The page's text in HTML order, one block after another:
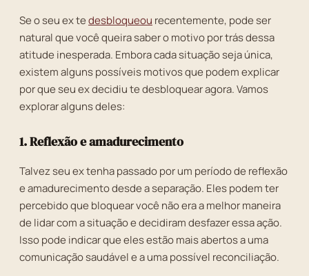
Se o seu ex tedesbloqueou recentemente, pode ser
natural que você queira saber o motivo por trás dessa
atitude inesperada. Embora cada situação seja única,
existem alguns possíveis motivos que podem explicar
por que seu ex decidiu te desbloquear agora. Vamos
explorar alguns deles:
1. Reflexão e amadurecimento
Talvez seu ex tenha passado por um período de reflexão
e amadurecimento desde a separação. Eles podem ter
percebido que bloquear você não era a melhor maneira
de lidar com a situação e decidiram desfazer essa ação.
Isso pode indicar que eles estão mais abertos a uma
comunicação saudável e a uma possível reconciliação.